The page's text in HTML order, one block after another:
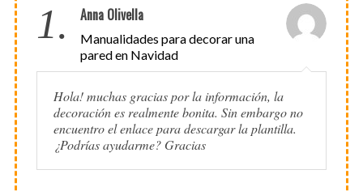
1. Anna Olivella
Manualidades para decorar una
pared en Navidad
Hola! muchas gracias por la información, la
decoración es realmente bonita. Sin embargo no
encuentro el enlace para descargar la plantilla.
¿Podrías ayudarme? Gracias